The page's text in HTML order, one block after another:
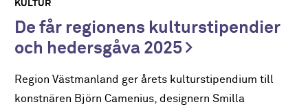
KULTUR
De får regionens kulturstipendier
och hedersgåva 2025
Region Västmanland ger årets kulturstipendium till
konstnären Björn Camenius, designern Smilla